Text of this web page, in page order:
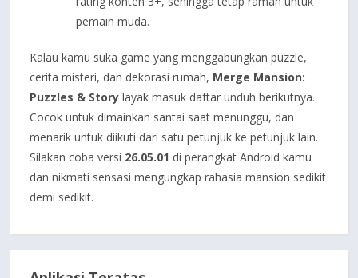
pemain muda.
Kalau kamu suka game yang menggabungkan puzzle,
cerita misteri, dan dekorasi rumah, Merge Mansion:
Puzzles & Story layak masuk daftar unduh berikutnya.
Cocok untuk dimainkan santai saat menunggu, dan
menarik untuk diikuti dari satu petunjuk ke petunjuk lain.
Silakan coba versi 26.05.01 di perangkat Android kamu
dan nikmati sensasi mengungkap rahasia mansion sedikit
demi sedikit.